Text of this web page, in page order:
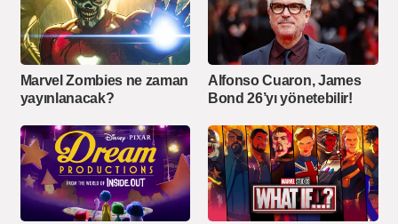
Marvel Zombies ne zaman
yayınlanacak?
Alfonso Cuaron, James
Bond 26’yı yönetebilir!